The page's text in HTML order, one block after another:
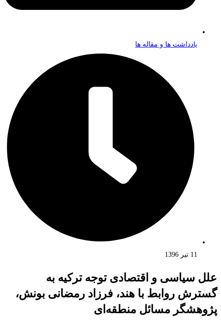
یادداشت ها و مقاله ها
11 تیر 1396
علل سیاسی و اقتصادی توجه ترکیه به
گسترش روابط با هند، فرزاد رمضانی بونش،
پژوهشگر مسائل منطقه‌ای